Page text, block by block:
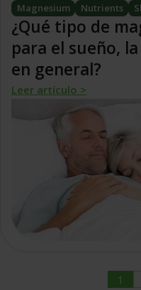
Magnesium Nutrients
¿Qué tipo de
para el sueño,
en general?
Leer artículo >
1